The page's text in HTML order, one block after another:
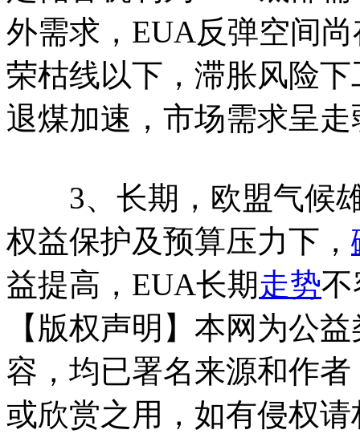
外需求，EUA反弹空间
荣枯线以下，滞胀风险
退煤加速，市场需求呈
3、长期，欧盟气候雄
权益保护及预算压力下，
益提高，EUA长期走势不
【版权声明】本网为公
容，均已署名来源和作
或欣赏之用，如有侵权